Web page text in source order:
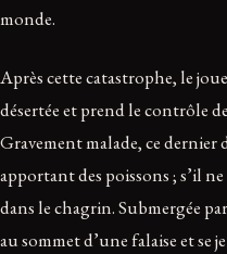
monde.
Après cette catastrophe, le
désertée et prend le contrôle
Gravement malade, ce
apportant des poissons ; s’il
dans le chagrin. Submergée
au sommet d’une falaise et se